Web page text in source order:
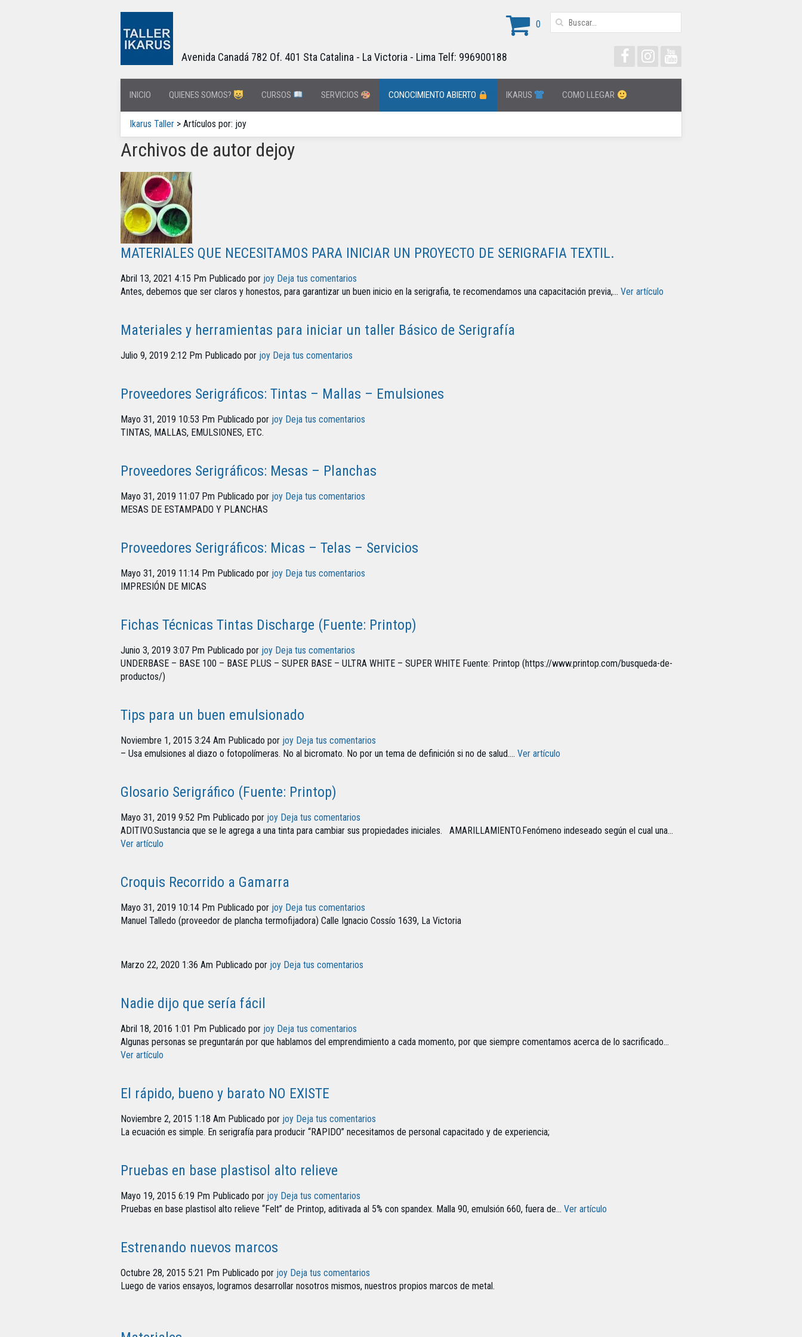
0
Avenida Canadá 782 Of. 401 Sta Catalina - La Victoria - Lima Telf: 996900188
INICIO QUIENES SOMOS? CURSOS SERVICIOS CONOCIMIENTO ABIERTO IKARUS COMO LLEGAR
Ikarus Taller > Artículos por: joy
Archivos de autor dejoy
MATERIALES QUE NECESITAMOS PARA INICIAR UN PROYECTO DE SERIGRAFIA TEXTIL.
Abril 13, 2021 4:15 Pm Publicado por joy Deja tus comentarios
Antes, debemos que ser claros y honestos, para garantizar un buen inicio en la serigrafia, te recomendamos una capacitación previa,... Ver artículo
Materiales y herramientas para iniciar un taller Básico de Serigrafía
Julio 9, 2019 2:12 Pm Publicado por joy Deja tus comentarios
Proveedores Serigráficos: Tintas – Mallas – Emulsiones
Mayo 31, 2019 10:53 Pm Publicado por joy Deja tus comentarios
TINTAS, MALLAS, EMULSIONES, ETC.
Proveedores Serigráficos: Mesas – Planchas
Mayo 31, 2019 11:07 Pm Publicado por joy Deja tus comentarios
MESAS DE ESTAMPADO Y PLANCHAS
Proveedores Serigráficos: Micas – Telas – Servicios
Mayo 31, 2019 11:14 Pm Publicado por joy Deja tus comentarios
IMPRESIÓN DE MICAS
Fichas Técnicas Tintas Discharge (Fuente: Printop)
Junio 3, 2019 3:07 Pm Publicado por joy Deja tus comentarios
UNDERBASE – BASE 100 – BASE PLUS – SUPER BASE – ULTRA WHITE – SUPER WHITE Fuente: Printop (https://www.printop.com/busqueda-de-
productos/)
Tips para un buen emulsionado
Noviembre 1, 2015 3:24 Am Publicado por joy Deja tus comentarios
– Usa emulsiones al diazo o fotopolímeras. No al bicromato. No por un tema de definición si no de salud.... Ver artículo
Glosario Serigráfico (Fuente: Printop)
Mayo 31, 2019 9:52 Pm Publicado por joy Deja tus comentarios
ADITIVO.Sustancia que se le agrega a una tinta para cambiar sus propiedades iniciales. AMARILLAMIENTO.Fenómeno indeseado según el cual una...
Ver artículo
Croquis Recorrido a Gamarra
Mayo 31, 2019 10:14 Pm Publicado por joy Deja tus comentarios
Manuel Talledo (proveedor de plancha termofijadora) Calle Ignacio Cossío 1639, La Victoria
Marzo 22, 2020 1:36 Am Publicado por joy Deja tus comentarios
Nadie dijo que sería fácil
Abril 18, 2016 1:01 Pm Publicado por joy Deja tus comentarios
Algunas personas se preguntarán por que hablamos del emprendimiento a cada momento, por que siempre comentamos acerca de lo sacrificado...
Ver artículo
El rápido, bueno y barato NO EXISTE
Noviembre 2, 2015 1:18 Am Publicado por joy Deja tus comentarios
La ecuación es simple. En serigrafía para producir “RAPIDO” necesitamos de personal capacitado y de experiencia;
Pruebas en base plastisol alto relieve
Mayo 19, 2015 6:19 Pm Publicado por joy Deja tus comentarios
Pruebas en base plastisol alto relieve “Felt” de Printop, aditivada al 5% con spandex. Malla 90, emulsión 660, fuera de... Ver artículo
Estrenando nuevos marcos
Octubre 28, 2015 5:21 Pm Publicado por joy Deja tus comentarios
Luego de varios ensayos, logramos desarrollar nosotros mismos, nuestros propios marcos de metal.